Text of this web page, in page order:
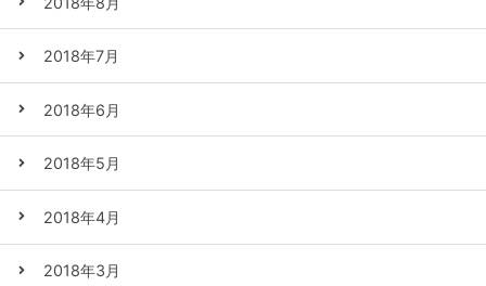
2018年7月
2018年6月
2018年5月
2018年4月
2018年3月